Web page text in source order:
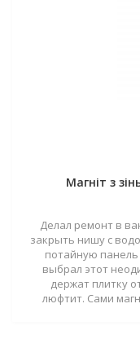
Магніт з
Делал ремонт в
закрыть нишу с
потайную панель
выбрал этот
держат плитку
люфтит. Сами